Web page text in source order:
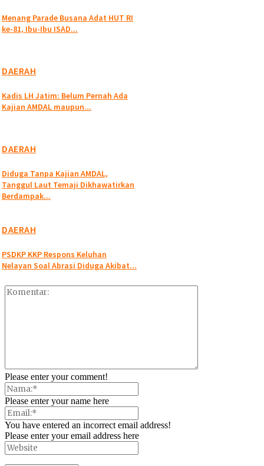
Menang Parade Busana Adat HUT RI
ke-81, Ibu-Ibu ISAD...
DAERAH
Kadis LH Jatim: Belum Pernah Ada
Kajian AMDAL maupun...
DAERAH
Diduga Tanpa Kajian AMDAL,
Tanggul Laut Temaji Dikhawatirkan
Berdampak...
DAERAH
PSDKP KKP Respons Keluhan
Nelayan Soal Abrasi Diduga Akibat...
Please enter your comment!
Please enter your name here
You have entered an incorrect email address!
Please enter your email address here